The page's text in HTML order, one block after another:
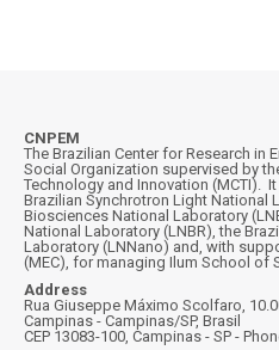
CNPEM
The Brazilian Center for Research in
Social Organization supervised by
Technology and Innovation (MCTI).
Brazilian Synchrotron Light National
Biosciences National Laboratory
National Laboratory (LNBR), the
Laboratory (LNNano) and, with
(MEC), for managing Ilum School of
Address
Rua Giuseppe Máximo Scolfaro,
Campinas - Campinas/SP, Brasil
CEP 13083-100, Campinas - SP -